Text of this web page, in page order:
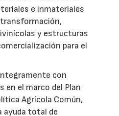
e inmateriales
y estructuras
para el
con
el marco del Plan
Agrícola Común,
ayuda total de